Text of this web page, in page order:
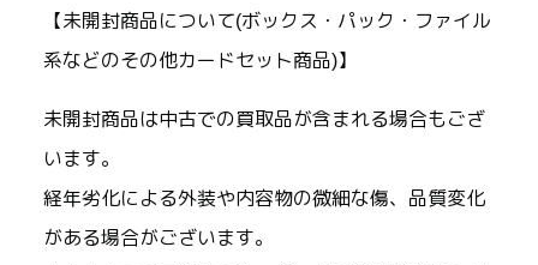
【未開封商品について(ボックス・パック・ファイル
系などのその他カードセット商品)】
未開封商品は中古での買取品が含まれる場合もござ
います。
経年劣化による外装や内容物の微細な傷、品質変化
がある場合がございます。